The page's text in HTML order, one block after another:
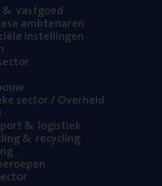
& vastgoed
ambtenaren
instellingen
sec­tor / Overheid
& logistiek
& recycling